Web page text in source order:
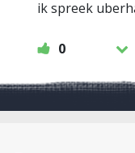
ik spreek
0